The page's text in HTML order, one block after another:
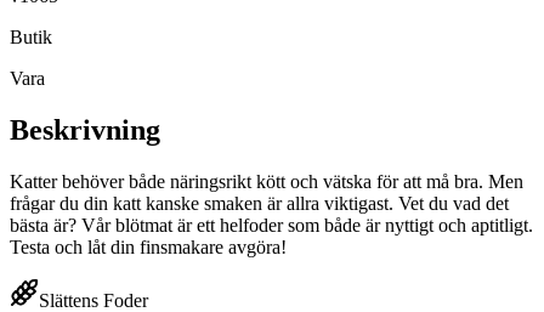
Butik
Vara
Beskrivning
Katter behöver både näringsrikt kött och vätska för att må bra. Men
frågar du din katt kanske smaken är allra viktigast. Vet du vad det
bästa är? Vår blötmat är ett helfoder som både är nyttigt och aptitligt.
Testa och låt din finsmakare avgöra!
Slättens Foder